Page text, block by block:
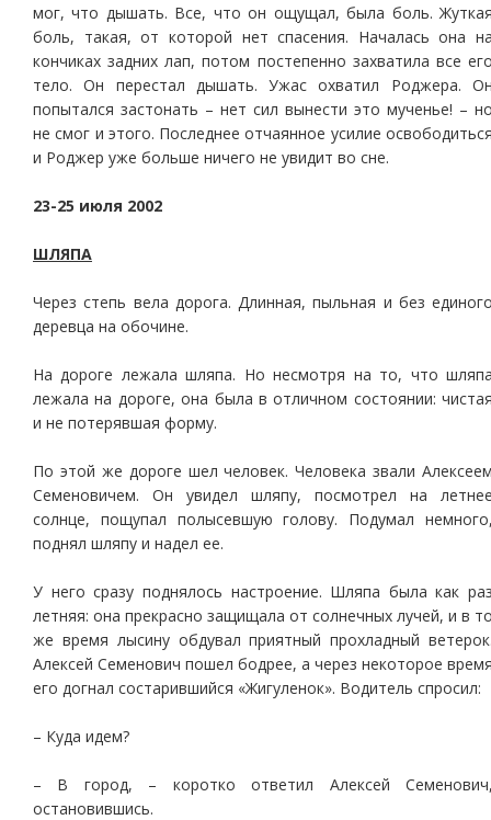
мог, что дышать. Все, что он ощущал, была боль.
боль, такая, от которой нет спасения. Началась она
кончиках задних лап, потом постепенно захватила все
тело. Он перестал дышать. Ужас охватил Роджера.
попытался застонать – нет сил вынести это мученье! –
не смог и этого. Последнее отчаянное усилие
и Роджер уже больше ничего не увидит во сне.
23-25 июля 2002
ШЛЯПА
Через степь вела дорога. Длинная, пыльная и без
деревца на обочине.
На дороге лежала шляпа. Но несмотря на то, что
лежала на дороге, она была в отличном состоянии:
и не потерявшая форму.
По этой же дороге шел человек. Человека звали
Семеновичем. Он увидел шляпу, посмотрел на
солнце, пощупал полысевшую голову. Подумал
поднял шляпу и надел ее.
У него сразу поднялось настроение. Шляпа была как
летняя: она прекрасно защищала от солнечных лучей, и в
же время лысину обдувал приятный прохладный
Алексей Семенович пошел бодрее, а через некоторое
его догнал состарившийся «Жигуленок». Водитель спросил:
– Куда идем?
– В город, – коротко ответил Алексей
остановившись.